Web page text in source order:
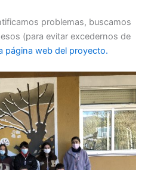
problemas, buscamos
(para evitar excedernos de
página web del proyecto.